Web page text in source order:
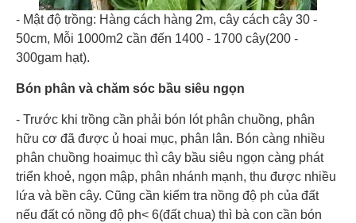
- Mật độ trồng: Hàng cách hàng 2m, cây cách cây 30 -
50cm, Mỗi 1000m2 cần đến 1400 - 1700 cây(200 -
300gam hạt).
Bón phân và chăm sóc bầu siêu ngọn
- Trước khi trồng cần phải bón lót phân chuồng, phân
hữu cơ đã được ủ hoai mục, phân lân. Bón càng nhiều
phân chuồng hoaimục thì cây bầu siêu ngọn càng phát
triển khoẻ, ngọn mập, phân nhánh mạnh, thu được nhiều
lứa và bền cây. Cũng cần kiểm tra nồng độ ph của đất
nếu đất có nồng độ ph< 6(đất chua) thì bà con cần bón